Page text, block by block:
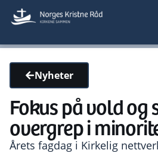
Nyheter
Fokus på vold og
overgrep i
Årets fagdag i Kirkelig